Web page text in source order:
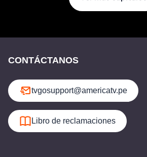
CONTÁCTANOS
tvgosupport@americatv.pe
Libro de reclamaciones